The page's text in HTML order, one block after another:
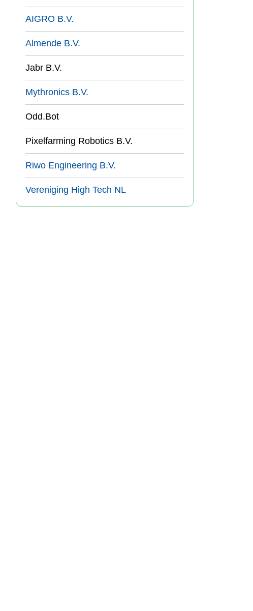
AIGRO B.V.
Almende B.V.
Jabr B.V.
Mythronics B.V.
Odd.Bot
Pixelfarming Robotics B.V.
Riwo Engineering B.V.
Vereniging High Tech NL